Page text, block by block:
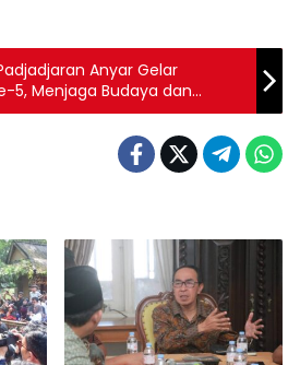
Anyar Gelar
5, Menjaga Budaya dan